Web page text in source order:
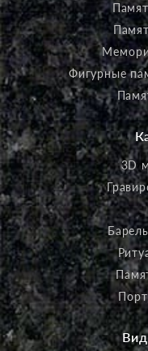
Фигурные
3D